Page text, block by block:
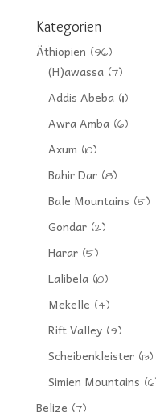
Kategorien
Äthiopien (96)
(H)awassa(7)
Addis Abeba(11)
Awra Amba(6)
Axum (10)
Bahir Dar(8)
Bale Mountains (5)
Gondar(2)
Harar(5)
Lalibela(10)
Mekelle (4)
Rift Valley(9)
Scheibenkleister(13)
Simien Mountains
Belize (7)